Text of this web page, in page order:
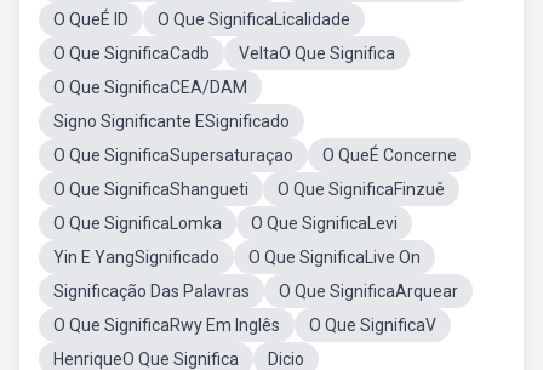
O QueÉ ID
O Que SignificaLicalidade
O Que SignificaCadb
VeltaO Que Significa
O Que SignificaCEA/DAM
Signo Significante ESignificado
O Que SignificaSupersaturaçao
O QueÉ Concerne
O Que SignificaShangueti
O Que SignificaFinzuê
O Que SignificaLomka
O Que SignificaLevi
Yin E YangSignificado
O Que SignificaLive On
Significação Das Palavras
O Que SignificaArquear
O Que SignificaRwy Em Inglês
O Que SignificaV
HenriqueO Que Significa
Dicio